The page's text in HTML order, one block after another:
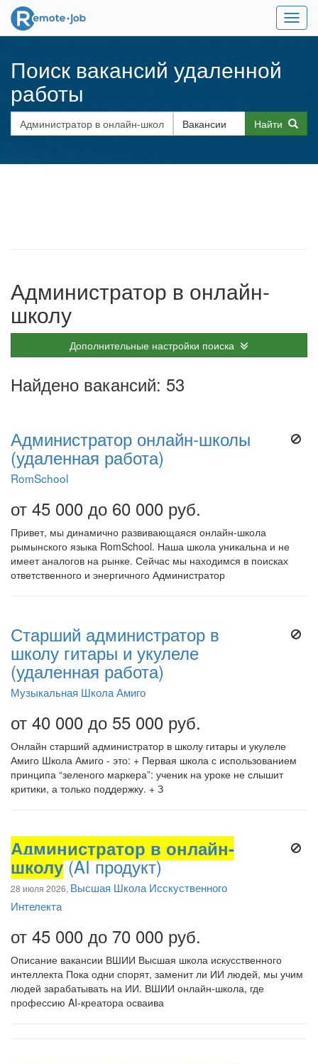
Меню
Поиск вакансий удаленной
работы
Найти
Администратор в онлайн-
школу
Дополнительные настройки поиска
Найдено вакансий: 53
Администратор онлайн-школы
(удаленная работа)
RomSchool
от 45 000 до 60 000 руб.
Привет, мы динамично развивающаяся онлайн-школа
рымынского языка RomSchool. Наша школа уникальна и не
имеет аналогов на рынке. Сейчас мы находимся в поисках
ответственного и энергичного Администратор
Старший администратор в
школу гитары и укулеле
(удаленная работа)
Музыкальная Школа Амиго
от 40 000 до 55 000 руб.
Онлайн старший администратор в школу гитары и укулеле
Амиго Школа Амиго - это: + Первая школа с использованием
принципа “зеленого маркера”: ученик на уроке не слышит
критики, а только поддержку. + З
Администратор в онлайн-
школу(AI продукт)
28 июля 2026, Высшая Школа Исскуственного
Интелекта
от 45 000 до 70 000 руб.
Описание вакансии ВШИИ Высшая школа искусственного
интеллекта Пока одни спорят, заменит ли ИИ людей, мы учим
людей зарабатывать на ИИ. ВШИИ онлайн-школа, где
профессию AI-креатора осваива